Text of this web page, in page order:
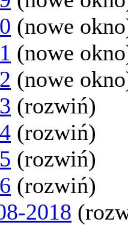
(nowe
(nowe
(nowe
(rozwiń)
(rozwiń)
(rozwiń)
(rozwiń)
2018